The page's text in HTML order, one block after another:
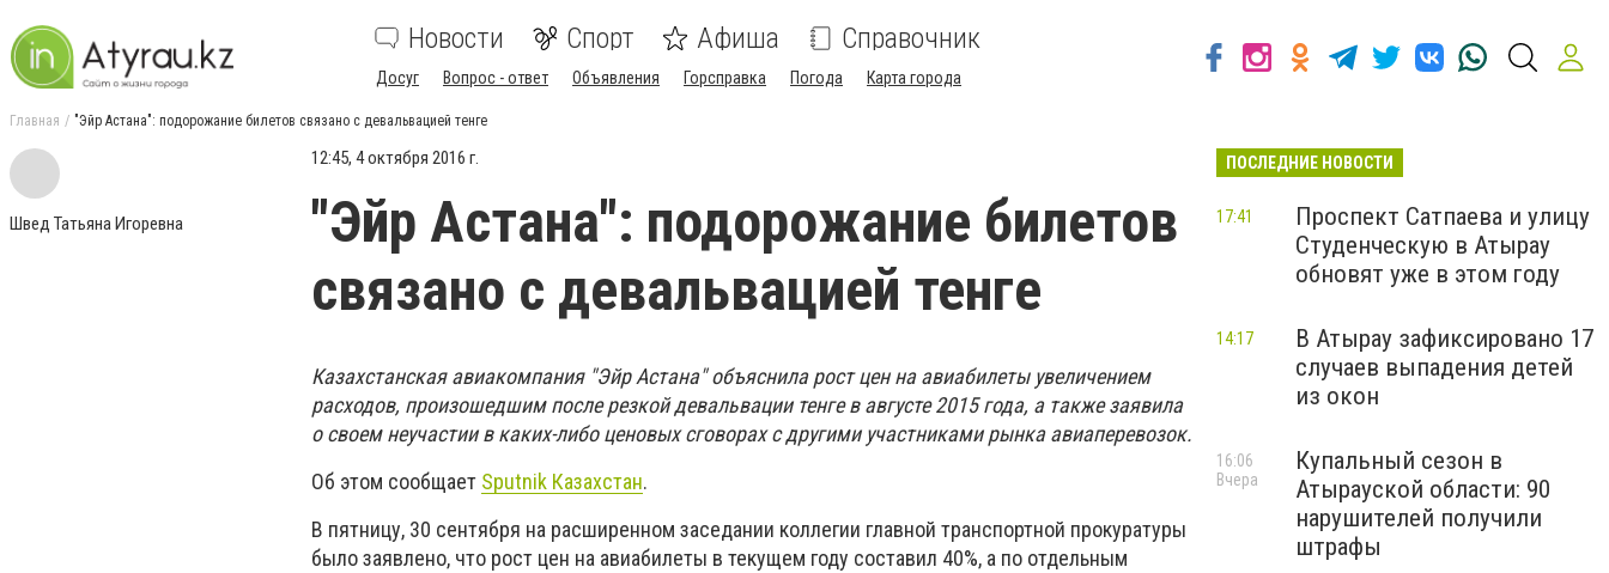
Новости Спорт Афиша Справочник
Досуг Вопрос - ответ Объявления Горсправка Погода Карта города
Главная "Эйр Астана": подорожание билетов связано с девальвацией тенге
Швед Татьяна Игоревна
12:45, 4 октября 2016 г.
"Эйр Астана": подорожание билетов
связано с девальвацией тенге
Казахстанская авиакомпания "Эйр Астана" объяснила рост цен на авиабилеты увеличением
расходов, произошедшим после резкой девальвации тенге в августе 2015 года, а также заявила
о своем неучастии в каких-либо ценовых сговорах с другими участниками рынка авиаперевозок.
Об этом сообщает Sputnik Казахстан.
В пятницу, 30 сентября на расширенном заседании коллегии главной транспортной прокуратуры
было заявлено, что рост цен на авиабилеты в текущем году составил 40%, а по отдельным
ПОСЛЕДНИЕ НОВОСТИ
Проспект Сатпаева и улицу
Студенческую в Атырау
обновят уже в этом году
17:41
В Атырау зафиксировано 17
случаев выпадения детей
из окон
14:17
Купальный сезон в
Атырауской области: 90
нарушителей получили
штрафы
16:06
Вчера